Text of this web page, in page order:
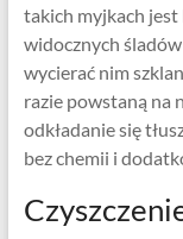
takich myjkach jest
widocznych
wycierać nim
razie powstaną na
odkładanie się
bez chemii i